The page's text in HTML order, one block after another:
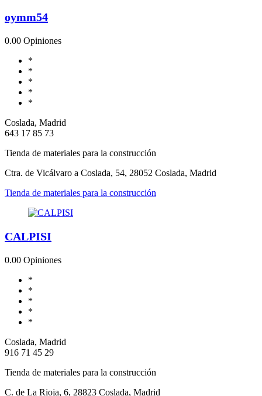
oymm54
0.00 Opiniones
*
*
*
*
*
Coslada, Madrid
643 17 85 73
Tienda de materiales para la construcción
Ctra. de Vicálvaro a Coslada, 54, 28052 Coslada, Madrid
Tienda de materiales para la construcción
CALPISI
0.00 Opiniones
*
*
*
*
*
Coslada, Madrid
916 71 45 29
Tienda de materiales para la construcción
C. de La Rioja, 6, 28823 Coslada, Madrid